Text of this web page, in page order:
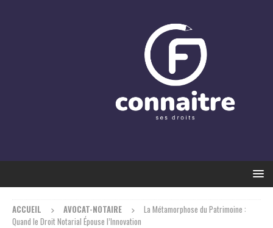
ACCUEIL AVOCAT-NOTAIRE
La Métamorphose du Patrimoine :
Quand le Droit Notarial Épouse l’Innovation